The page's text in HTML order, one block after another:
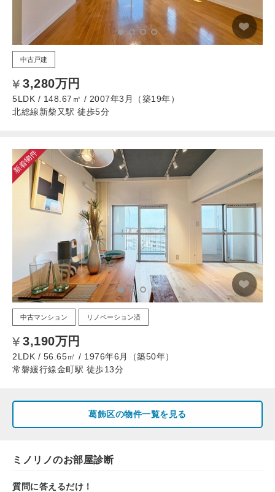
中古戸建
3,280万円
5LDK / 148.67㎡ / 2007年3月（築19年）
北総線新柴又駅 徒歩5分
新着物件
中古マンション リノベーション済
3,190万円
2LDK / 56.65㎡ / 1976年6月（築50年）
常磐緩行線金町駅 徒歩13分
葛飾区の物件一覧を見る
ミノリノのお部屋診断
質問に答えるだけ！